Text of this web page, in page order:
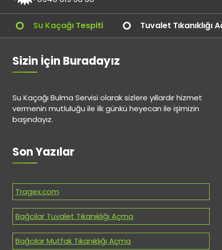
Su Kaçağı Tespiti Tuvalet Tıkanıklığı
Sizin İçin Buradayız
Su Kaçağı Bulma Servisi olarak sizlere yıllardır hizmet
vermenin mutluluğu ile ilk günkü heyecan ile işimizin
başındayız.
Son Yazılar
Tragex.com
Bağcılar Tuvalet Tıkanıklığı Açma
Bağcılar Mutfak Tıkanıklığı Açma